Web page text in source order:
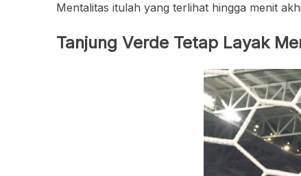
Mentalitas itulah yang terlihat hingga menit
Tanjung Verde Tetap Layak